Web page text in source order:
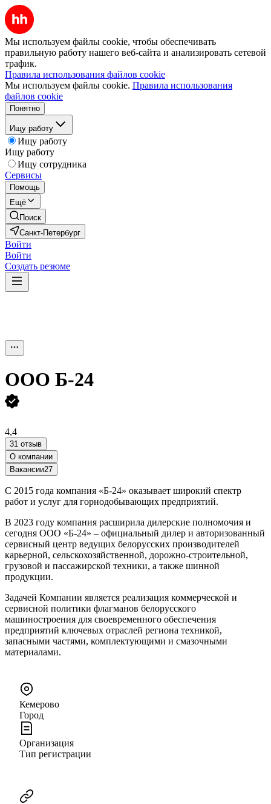
Мы используем файлы cookie, чтобы обеспечивать
правильную работу нашего веб-сайта и анализировать сетевой
трафик.
Правила использования файлов cookie
Мы используем файлы cookie. Правила использования
файлов cookie
Понятно
Ищу работу
Ищу работу
Ищу работу
Ищу сотрудника
Сервисы
Помощь
Ещё
Поиск
Санкт-Петербург
Войти
Войти
Создать резюме
ООО Б-24
4,4
31 отзыв
О компании
Вакансии27
С 2015 года компания «Б-24» оказывает широкий спектр
работ и услуг для горнодобывающих предприятий.
В 2023 году компания расширила дилерские полномочия и
сегодня ООО «Б-24» – официальный дилер и авторизованный
сервисный центр ведущих белорусских производителей
карьерной, сельскохозяйственной, дорожно-строительной,
грузовой и пассажирской техники, а также шинной
продукции.
Задачей Компании является реализация коммерческой и
сервисной политики флагманов белорусского
машиностроения для своевременного обеспечения
предприятий ключевых отраслей региона техникой,
запасными частями, комплектующими и смазочными
материалами.
Кемерово
Город
Организация
Тип регистрации